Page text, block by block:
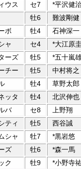
ウス セ7
*平沢健
牡6
難波剛健
ボ 牡4
石神深一
ャ セ4
*大江原
ーズ 牡5
*五十嵐
チー 牡5
中村将之
牡4
草野太郎
ッタ 牡4
北沢伸也
バ セ8
上野翔
ティ 牡5
西谷誠
シャ 牡7
*黒岩悠
ズ 牡6
*森一馬
ク 牡9 *小野寺